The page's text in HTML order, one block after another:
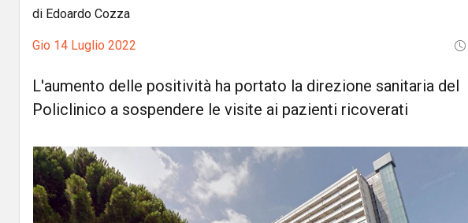
di Edoardo Cozza
Gio 14 Luglio 2022
L'aumento delle positività ha portato la direzione sanitaria del
Policlinico a sospendere le visite ai pazienti ricoverati